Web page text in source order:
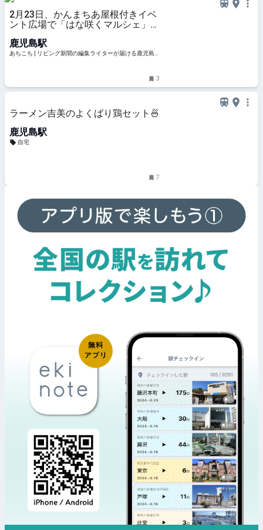
2月23日、かんまちあ屋根付きイベ
ント広場で「はな咲くマルシェ」開
ライターが届ける鹿児島のおでかけ
情報
鹿児島駅
あちこち | リビング新聞の編集ライターが届ける鹿児島
3
ラーメン吉美のよくばり鶏セット🍜
鹿児島駅
自宅
7